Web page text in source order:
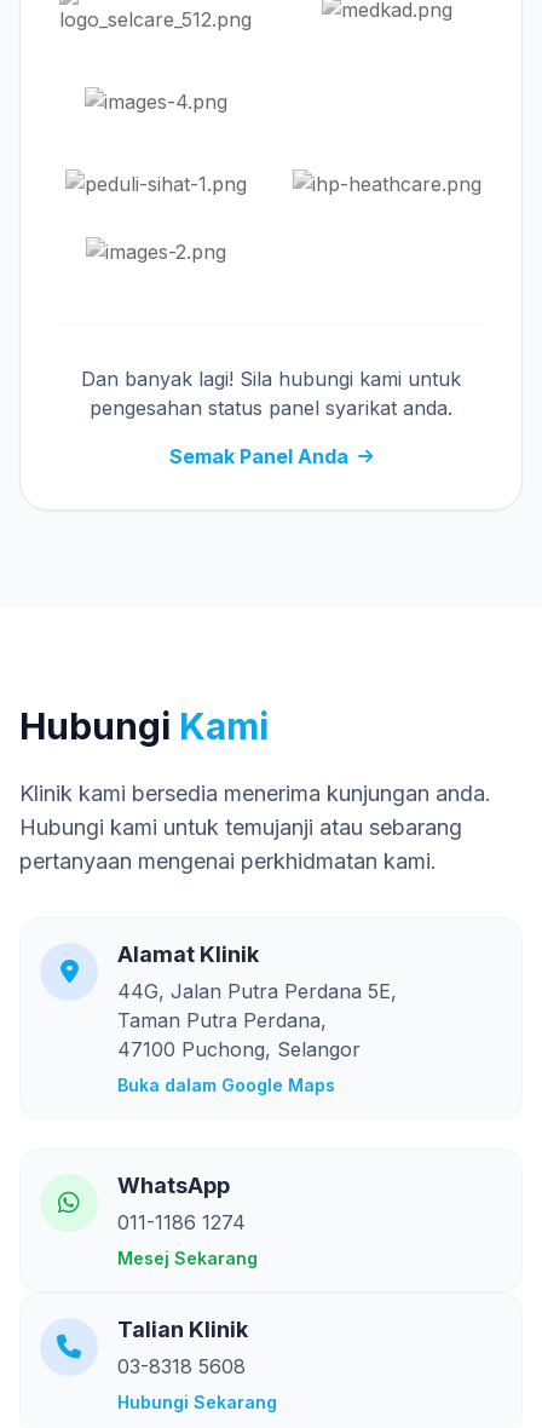
Dan banyak lagi! Sila hubungi kami untuk
pengesahan status panel syarikat anda.
Semak Panel Anda
Hubungi Kami
Klinik kami bersedia menerima kunjungan anda.
Hubungi kami untuk temujanji atau sebarang
pertanyaan mengenai perkhidmatan kami.
Alamat Klinik
44G, Jalan Putra Perdana 5E,
Taman Putra Perdana,
47100 Puchong, Selangor
Buka dalam Google Maps
WhatsApp
011-1186 1274
Mesej Sekarang
Talian Klinik
03-8318 5608
Hubungi Sekarang